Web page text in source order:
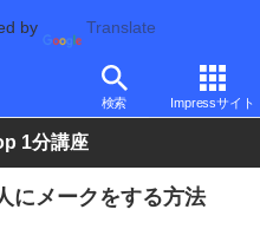
by Translate
検索 Impressサイト
他ソフト/アプリ
1分講座
にメークをする方法